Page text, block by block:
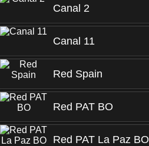
Canal 2
Canal 11
Red Spain
Red PAT BO
Red PAT La Paz BO